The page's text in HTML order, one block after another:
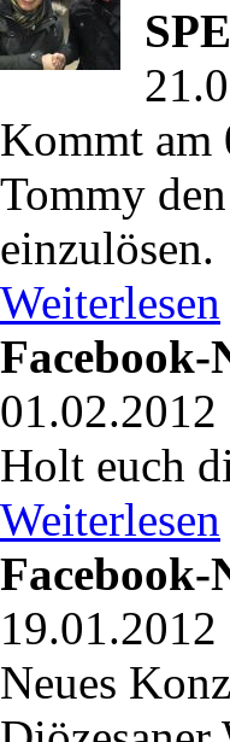
Kommt am
Tommy
einzulösen.
Weiterlesen
Facebook-
01.02.2012
Holt euch
Weiterlesen
Facebook-
19.01.2012
Neues